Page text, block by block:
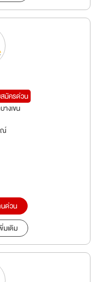
มัครด่วน
างเขน
ณ์
ด่วน
มเติม